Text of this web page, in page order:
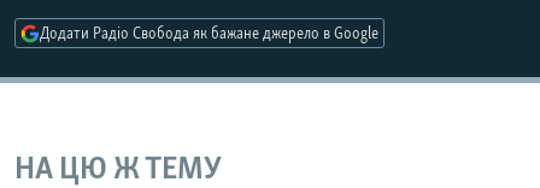
Додати Радіо Свобода як бажане джерело в Google
НА ЦЮ Ж ТЕМУ